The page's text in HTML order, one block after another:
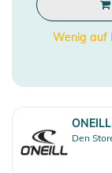
Wenig auf
ONEILL
Den